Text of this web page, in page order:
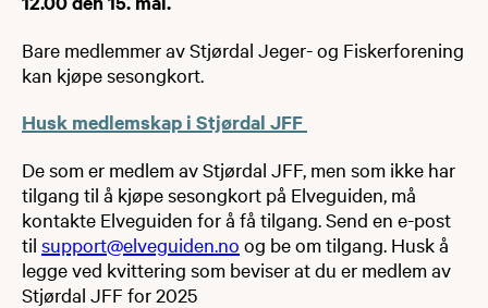
Bare medlemmer av Stjørdal Jeger- og Fiskerforening
kan kjøpe sesongkort.
Husk medlemskap i Stjørdal JFF
De som er medlem av Stjørdal JFF, men som ikke har
tilgang til å kjøpe sesongkort på Elveguiden, må
kontakte Elveguiden for å få tilgang. Send en e-post
til support@elveguiden.no og be om tilgang. Husk å
legge ved kvittering som beviser at du er medlem av
Stjørdal JFF for 2025